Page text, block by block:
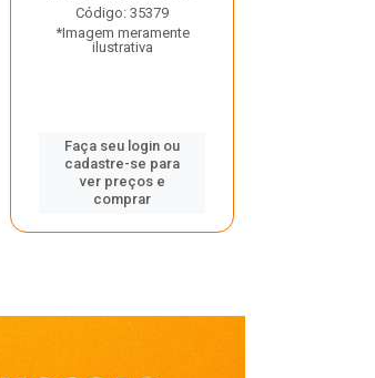
Código: 35379
*Imagem meramente
ilustrativa
Faça seu login ou
cadastre-se para
ver preços e
comprar